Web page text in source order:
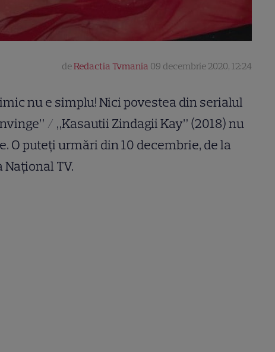
deRedactia Tvmania 09 decembrie 2020, 12:24
nu e simplu! Nici povestea din serialul
/ „Kasautii Zindagii Kay” (2018) nu
O puteți urmări din 10 decembrie, de la
Național TV.